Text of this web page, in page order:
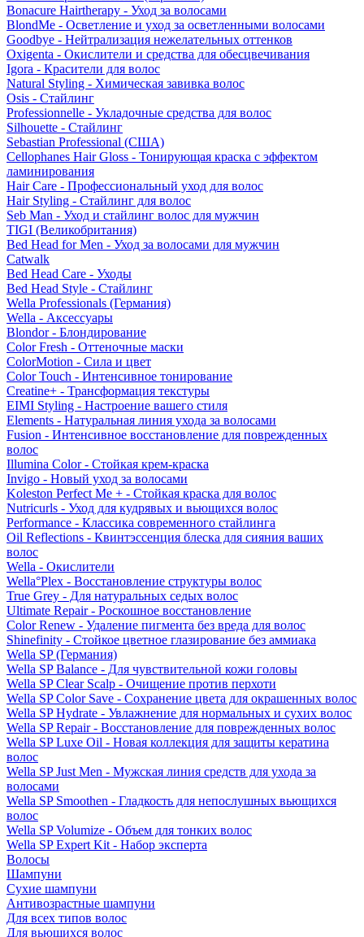
Bonacure Hairtherapy - Уход за волосами
BlondMe - Осветление и уход за осветленными волосами
Goodbye - Нейтрализация нежелательных оттенков
Oxigenta - Окислители и средства для обесцвечивания
Igora - Красители для волос
Natural Styling - Химическая завивка волос
Osis - Стайлинг
Professionnelle - Укладочные средства для волос
Silhouette - Стайлинг
Sebastian Professional (США)
Cellophanes Hair Gloss - Тонирующая краска с эффектом
ламинирования
Hair Care - Профессиональный уход для волос
Hair Styling - Стайлинг для волос
Seb Man - Уход и стайлинг волос для мужчин
TIGI (Великобритания)
Bed Head for Men - Уход за волосами для мужчин
Catwalk
Bed Head Care - Уходы
Bed Head Style - Стайлинг
Wella Professionals (Германия)
Wella - Аксессуары
Blondor - Блондирование
Color Fresh - Оттеночные маски
ColorMotion - Сила и цвет
Color Touch - Интенсивное тонирование
Creatine+ - Трансформация текстуры
EIMI Styling - Настроение вашего стиля
Elements - Натуральная линия ухода за волосами
Fusion - Интенсивное восстановление для поврежденных
волос
Illumina Color - Стойкая крем-краска
Invigo - Новый уход за волосами
Koleston Perfect Me + - Стойкая краска для волос
Nutricurls - Уход для кудрявых и вьющихся волос
Performance - Классика современного стайлинга
Oil Reflections - Квинтэссенция блеска для сияния ваших
волос
Wella - Окислители
Wella°Plex - Восстановление структуры волос
True Grey - Для натуральных седых волос
Ultimate Repair - Роскошное восстановление
Color Renew - Удаление пигмента без вреда для волос
Shinefinity - Стойкое цветное глазирование без аммиака
Wella SP (Германия)
Wella SP Balance - Для чувствительной кожи головы
Wella SP Clear Scalp - Очищение против перхоти
Wella SP Color Save - Сохранение цвета для окрашенных волос
Wella SP Hydrate - Увлажнение для нормальных и сухих волос
Wella SP Repair - Восстановление для поврежденных волос
Wella SP Luxe Oil - Новая коллекция для защиты кератина
волос
Wella SP Just Men - Мужская линия средств для ухода за
волосами
Wella SP Smoothen - Гладкость для непослушных вьющихся
волос
Wella SP Volumize - Объем для тонких волос
Wella SP Expert Kit - Набор эксперта
Волосы
Шампуни
Сухие шампуни
Антивозрастные шампуни
Для всех типов волос
Для вьющихся волос